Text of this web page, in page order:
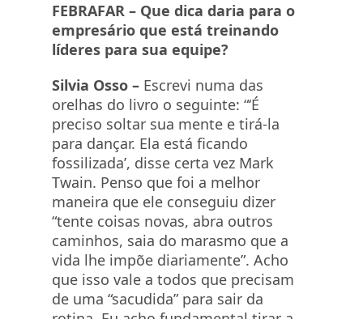
FEBRAFAR – Que dica daria para o
empresário que está treinando
líderes para sua equipe?
Silvia Osso – Escrevi numa das
orelhas do livro o seguinte: “‘É
preciso soltar sua mente e tirá-la
para dançar. Ela está ficando
fossilizada’, disse certa vez Mark
Twain. Penso que foi a melhor
maneira que ele conseguiu dizer
“tente coisas novas, abra outros
caminhos, saia do marasmo que a
vida lhe impõe diariamente”. Acho
que isso vale a todos que precisam
de uma “sacudida” para sair da